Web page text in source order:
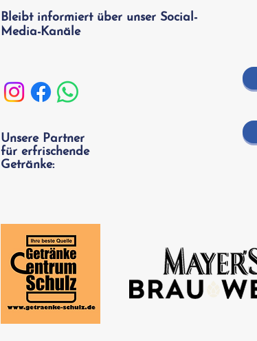
Bleibt informiert über unser Social-
Media-Kanäle
Unsere Partner
für erfrischende
Getränke: